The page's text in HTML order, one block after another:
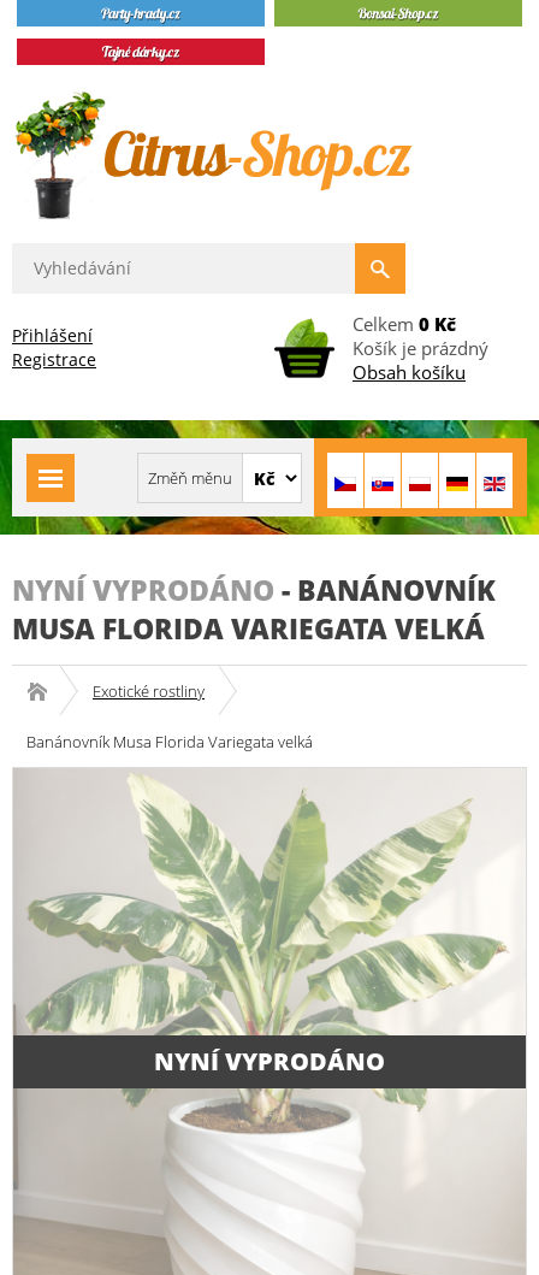
Přihlášení
Registrace
Celkem 0 Kč
Košík je prázdný
Obsah košíku
NYNÍ VYPRODÁNO - BANÁNOVNÍK
MUSA FLORIDA VARIEGATA VELKÁ
Exotické rostliny
Banánovník Musa Florida Variegata velká
NYNÍ VYPRODÁNO